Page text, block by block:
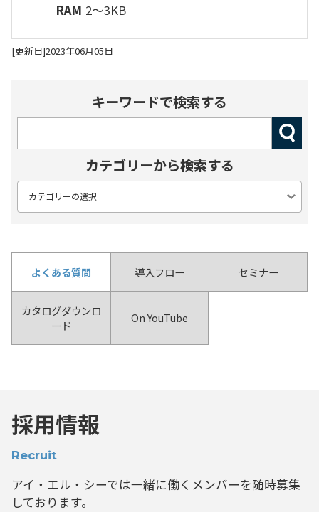
RAM 2～3KB
[更新日]2023年06月05日
キーワードで検索する
カテゴリーから検索する
よくある質問 導入フロー セミナー
カタログダウンロ
ード
On YouTube
採用情報
Recruit
アイ・エル・シーでは一緒に働くメンバーを随時募集
しております。